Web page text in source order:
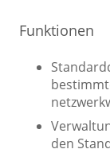
Funktionen
den